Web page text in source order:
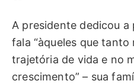
A presidente dedicou a
fala “àqueles que tanto
trajetória de vida e no
crescimento” – sua